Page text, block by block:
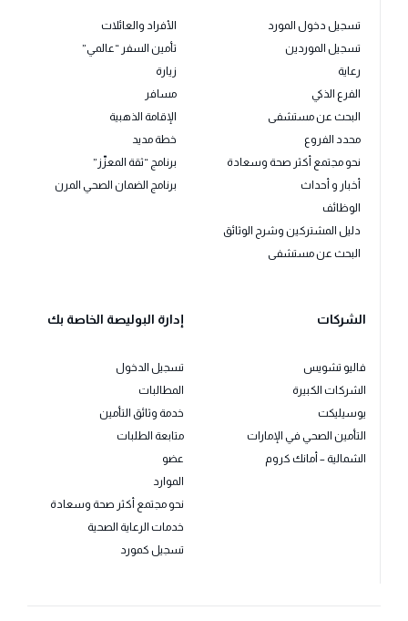
تسجيل دخول المورد
تسجيل الموردين
رعاية
الفرع الذكي
البحث عن مستشفى
محدد الفروع
نحو مجتمع أكثر صحة وسعادة
أخبار و أحداث
الوظائف
دليل المشتركين وشرح الوثائق
البحث عن مستشفى
الأفراد والعائلات
تأمين السفر “عالمي”
زيارة
مسافر
الإقامة الذهبية
خطة مديد
برنامج “ثقة المعزّز”
برنامج الضمان الصحي المرن
الشركات
فاليو تشويس
الشركات الكبيرة
يوسيليكت
التأمين الصحي في الإمارات
الشمالية – أمانك كروم
إدارة البوليصة الخاصة بك
تسجيل الدخول
المطالبات
خدمة وثائق التأمين
متابعة الطلبات
عضو
الموارد
نحو مجتمع أكثر صحة وسعادة
خدمات الرعاية الصحية
تسجيل كمورد